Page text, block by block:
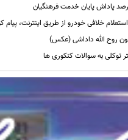
خلافی خودرو از طریق اینترنت، پیام
روح الله داداشی (عکس)
توکلی به سوالات کنکوری ها